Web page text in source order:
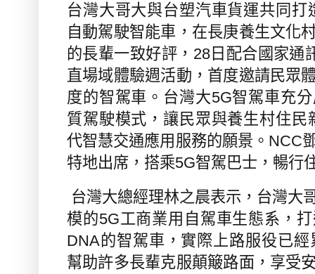
台灣大哥大與台塑汽車貨運共同打
自動駕駛智能車，在長庚養生文化
的長輩一致好評， 28日配合國家通
直場域體驗週活動，首度邀請民眾
度的智駕車。台灣大5G智駕車充
質駕駛模式，讓民眾與養生村住民
代智慧交通應用服務的願景。 NCC
特地出席，搭乘5G智駕巴士，暢行
台灣大總經理林之晨表示，台灣大
模的5G工商業用自駕車生態系，
DNA的智駕車，實際上路服役已
幫助許多長輩克服顛簸路面，享受